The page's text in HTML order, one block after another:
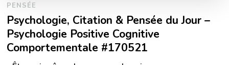
PENSÉE
Psychologie, Citation & Pensée du Jour –
Psychologie Positive Cognitive
Comportementale #170521